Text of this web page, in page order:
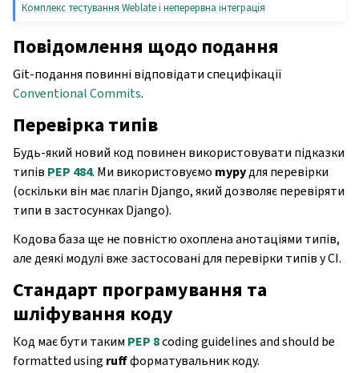
Комплекс тестування Weblate і неперервна інтеграція
Повідомлення щодо подання
Git-подання повинні відповідати специфікації
Conventional Commits.
Перевірка типів
Будь-який новий код повинен використовувати підказки
типів PEP 484. Ми використовуємо mypyдля перевірки
(оскільки він має плагін Django, який дозволяє перевіряти
типи в застосунках Django).
Кодова база ще не повністю охоплена анотаціями типів,
але деякі модулі вже застосовані для перевірки типів у CI.
Стандарт програмування та
шліфування коду
Код має бути таким PEP 8coding guidelines and should be
formatted using ruffформатувальник коду.